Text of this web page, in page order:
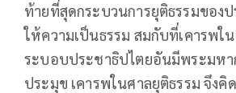
ท้ายที่สุดกระบวนการยุติธรรมของป
ให้ความเป็นธรรม สมกับที่เคารพใ
ระบอบประชาธิปไตยอันมีพระมห
ประมุข เคารพในศาลยุติธรรม จึง